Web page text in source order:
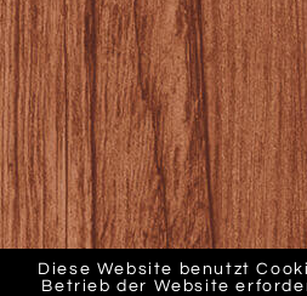
Diese Website benutzt
Betrieb der Website